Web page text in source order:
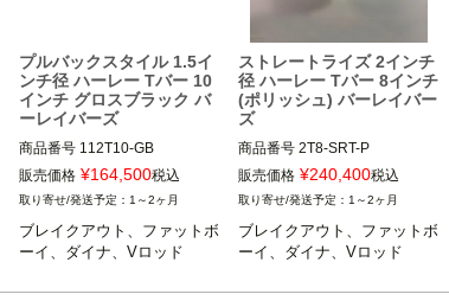
プルバックスタイル 1.5イ
ンチ径 ハーレー Tバー 10
インチ グロスブラック バ
ーレイバーズ
商品番号 112T10-GB
ブレイクアウト、ファットボー
イ、ダイナ、Vロッド 他
※ご注文の際は通信欄で車輌の
年式、モデル名をお知らせ下さ
販売価格 ¥164,500税込
1～2ヶ月
ブレイクアウト、ファットボ
ーイ、ダイナ、Vロッド
ストレートライズ 2インチ
径 ハーレー Tバー 8インチ
(ポリッシュ) バーレイバー
ズ
商品番号2T8-SRT-P
販売価格 ¥240,400税込
1～2ヶ月
ブレイクアウト、ファットボ
ーイ、ダイナ、Vロッド